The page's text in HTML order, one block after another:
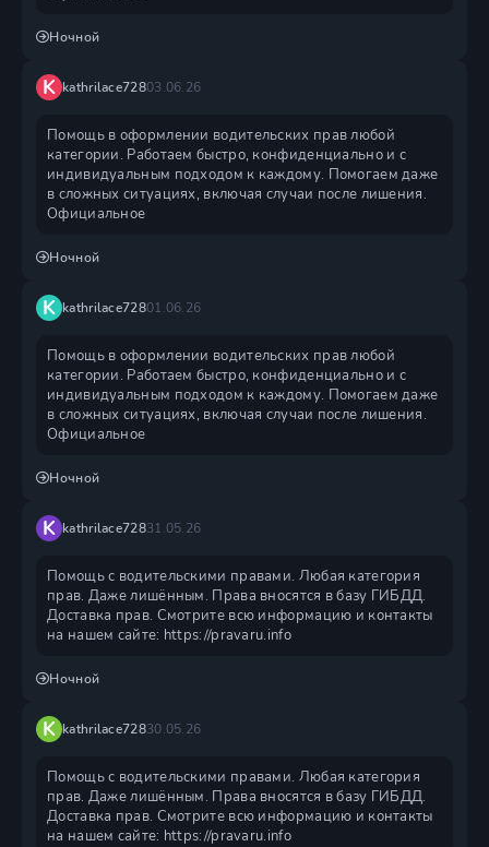
Ночной
K kathrilace72803.06.26
Помощь в оформлении водительских прав любой
категории. Работаем быстро, конфиденциально и с
индивидуальным подходом к каждому. Помогаем даже
в сложных ситуациях, включая случаи после лишения.
Официальное
Ночной
K kathrilace72801.06.26
Помощь в оформлении водительских прав любой
категории. Работаем быстро, конфиденциально и с
индивидуальным подходом к каждому. Помогаем даже
в сложных ситуациях, включая случаи после лишения.
Официальное
Ночной
K kathrilace72831.05.26
Помощь с водительскими правами. Любая категория
прав. Даже лишённым. Права вносятся в базу ГИБДД.
Доставка прав. Смотрите всю информацию и контакты
на нашем сайте: https://pravaru.info
Ночной
K kathrilace72830.05.26
Помощь с водительскими правами. Любая категория
прав. Даже лишённым. Права вносятся в базу ГИБДД.
Доставка прав. Смотрите всю информацию и контакты
на нашем сайте: https://pravaru.info